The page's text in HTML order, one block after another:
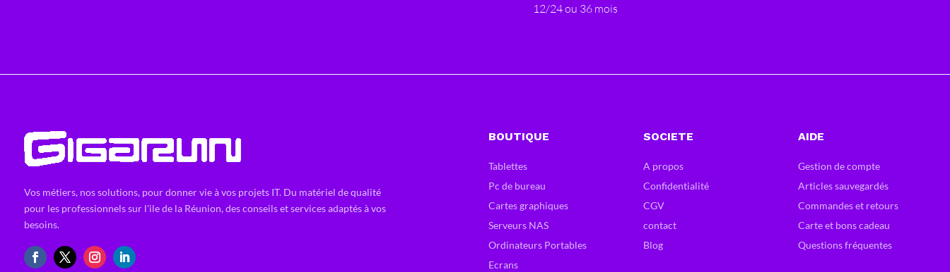
12/24 ou 36 mois
Vos métiers, nos solutions, pour donner vie à vos projets IT. Du matériel de qualité
pour les professionnels sur l'ile de la Réunion, des conseils et services adaptés à vos
besoins.
BOUTIQUE
Tablettes
Pc de bureau
Cartes graphiques
Serveurs NAS
Ordinateurs Portables
Ecrans
SOCIETE
A propos
Confidentialité
CGV
contact
Blog
AIDE
Gestion de compte
Articles sauvegardés
Commandes et retours
Carte et bons cadeau
Questions fréquentes